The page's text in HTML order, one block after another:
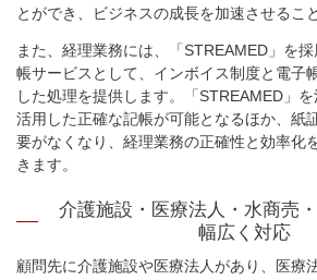
とができ、ビジネスの成長を加速させるこ
また、経理業務には、「STREAMED」を
帳サービスとして、インボイス制度と電子
した処理を提供します。「STREAMED」
活用した正確な記帳が可能となるほか、紙
要がなくなり、経理業務の正確性と効率化
きます。
介護施設・ 医療法人・水商売
幅広く対応
顧問先に介護施設や医療法人があり、医療